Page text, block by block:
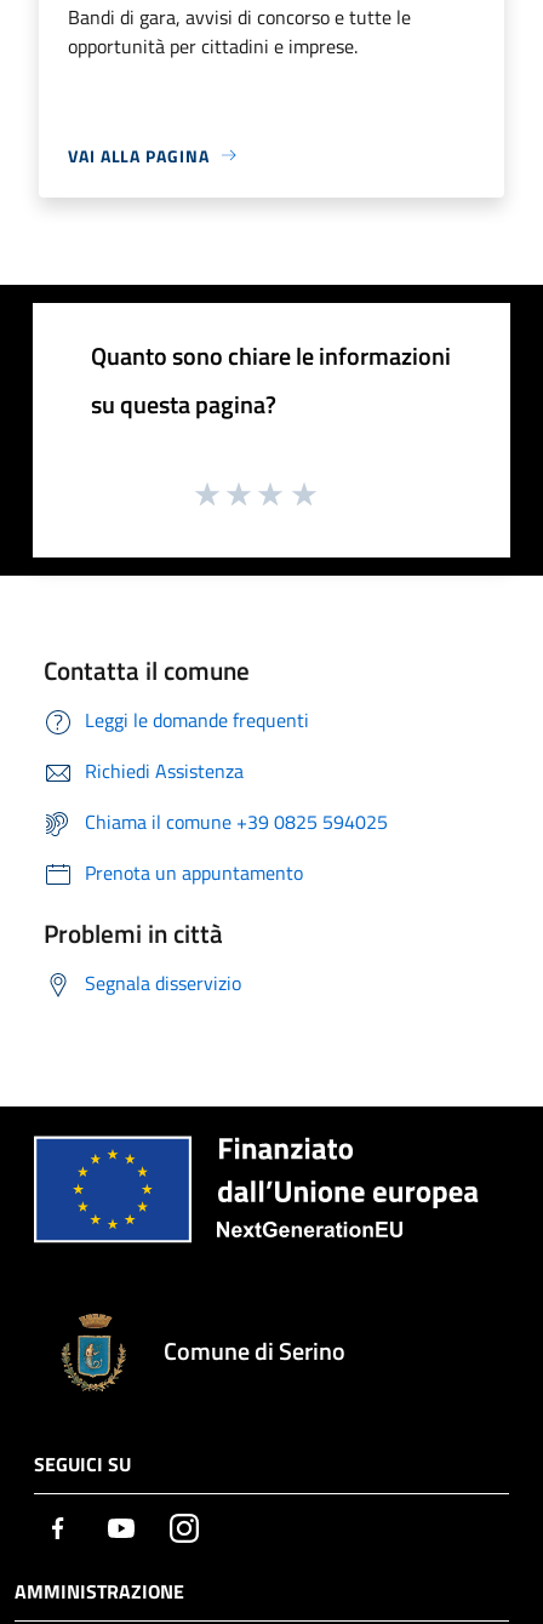
Bandi di gara, avvisi di concorso e tutte le
opportunità per cittadini e imprese.
VAI ALLA PAGINA
Quanto sono chiare le informazioni
su questa pagina?
Contatta il comune
Leggi le domande frequenti
Richiedi Assistenza
Chiama il comune +39 0825 594025
Prenota un appuntamento
Problemi in città
Segnala disservizio
Comune di Serino
SEGUICI SU
Facebook YoutubeInstagram
AMMINISTRAZIONE